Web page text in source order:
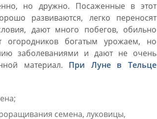
но дружно. Посаженные в этот
развиваются, легко переносят
дают много побегов, обильно
огородников богатым урожаем, но
заболеваниями и дают не очень
материал. При Луне в Тельце
семена, луковицы,